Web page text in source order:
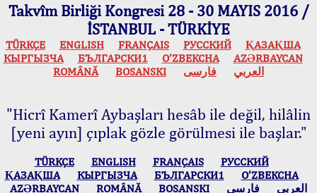
Takvîm Birliği Kongresi 28 - 30 MAYIS 2016 /
İSTANBUL - TÜRKİYE
TÜRKÇE ENGLISH FRANÇAIS РУССКИЙ
ҚАЗАҚША
КЫPГЫЗЧA
БЪЛГАРСКИ1 O’ZBEKCHA
AZӘRBAYCAN
ROMÂNĂ
BOSANSKI العربي فارسی
"Hicrî Kamerî Aybaşları hesâb ile değil, hilâlin
[yeni ayın] çıplak gözle görülmesi ile başlar."
TÜRKÇE ENGLISH FRANÇAIS
РУССКИЙ
ҚАЗАҚША
КЫPГЫЗЧA БЪЛГАРСКИ1
O’ZBEKCHA
AZӘRBAYCAN
ROMÂNĂ BOSANSKI العربي فارسی